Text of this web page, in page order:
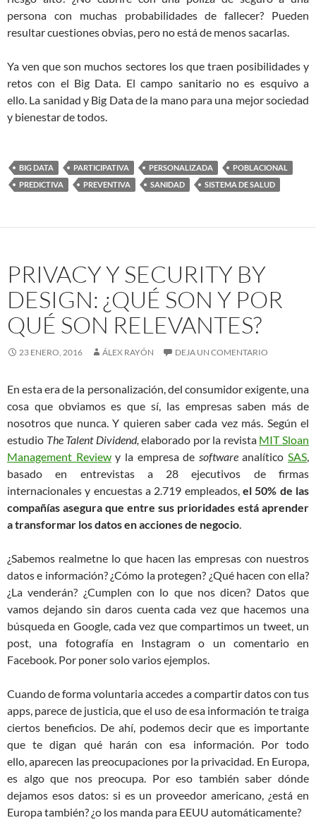
persona con muchas probabilidades de fallecer? Pueden
resultar cuestiones obvias, pero no está de menos sacarlas.
Ya ven que son muchos sectores los que traen posibilidades y
retos con el Big Data. El campo sanitario no es esquivo a
ello. La sanidad y Big Data de la mano para una mejor sociedad
y bienestar de todos.
BIG DATA PARTICIPATIVA PERSONALIZADA
POBLACIONAL
PREDICTIVA
PREVENTIVA SANIDAD SISTEMA DE SALUD
PRIVACY Y SECURITY BY
DESIGN: ¿QUÉ SON Y POR
QUÉ SON RELEVANTES?
23 ENERO, 2016 ÁLEX RAYÓN DEJA UN COMENTARIO
En esta era de la personalización, del consumidor exigente, una
cosa que obviamos es que sí, las empresas saben más de
nosotros que nunca. Y quieren saber cada vez más. Según el
estudio The Talent Dividend, elaborado por la revista MIT Sloan
Management Reviewy la empresa de softwareanalítico SAS,
basado en entrevistas a 28 ejecutivos de firmas
internacionales y encuestas a 2.719 empleados, el 50% de las
compañías asegura que entre sus prioridades está aprender
a transformar los datos en acciones de negocio.
¿Sabemos realmetne lo que hacen las empresas con nuestros
datos e información? ¿Cómo la protegen? ¿Qué hacen con ella?
¿La venderán? ¿Cumplen con lo que nos dicen? Datos que
vamos dejando sin daros cuenta cada vez que hacemos una
búsqueda en Google, cada vez que compartimos un tweet, un
post, una fotografía en Instagram o un comentario en
Facebook. Por poner solo varios ejemplos.
Cuando de forma voluntaria accedes a compartir datos con tus
apps, parece de justicia, que el uso de esa información te traiga
ciertos beneficios. De ahí, podemos decir que es importante
que te digan qué harán con esa información. Por todo
ello, aparecen las preocupaciones por la privacidad. En Europa,
es algo que nos preocupa. Por eso también saber dónde
dejamos esos datos: si es un proveedor americano, ¿está en
Europa también? ¿o los manda para EEUU automáticamente?